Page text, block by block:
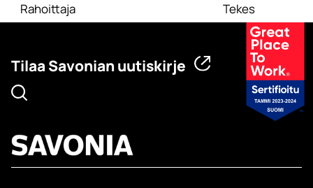
Rahoittaja
Tekes
Tilaa Savonian uutiskirje